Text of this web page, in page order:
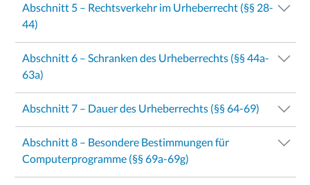
Abschnitt 5 – Rechtsverkehr im Urheberrecht (§§ 28-
44)
Abschnitt 6 – Schranken des Urheberrechts (§§ 44a-
63a)
Abschnitt 7 – Dauer des Urheberrechts (§§ 64-69)
Abschnitt 8 – Besondere Bestimmungen für
Computerprogramme (§§ 69a-69g)